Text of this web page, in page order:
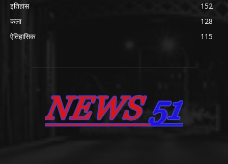
इतिहास
152
कला
128
ऐतिहासिक
115